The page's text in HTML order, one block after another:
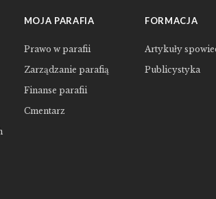
MOJA PARAFIA
Prawo w parafii
Zarządzanie parafią
Finanse parafii
Cmentarz
FORMACJA
Artykuły
Publicystyka